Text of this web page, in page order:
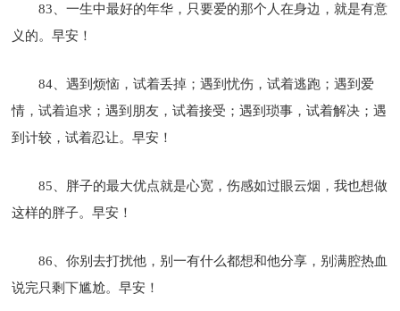
83、一生中最好的年华，只要爱的那个人在身边，就是有意
义的。早安！
84、遇到烦恼，试着丢掉；遇到忧伤，试着逃跑；遇到爱
情，试着追求；遇到朋友，试着接受；遇到琐事，试着解决；遇
到计较，试着忍让。早安！
85、胖子的最大优点就是心宽，伤感如过眼云烟，我也想做
这样的胖子。早安！
86、你别去打扰他，别一有什么都想和他分享，别满腔热血
说完只剩下尴尬。早安！